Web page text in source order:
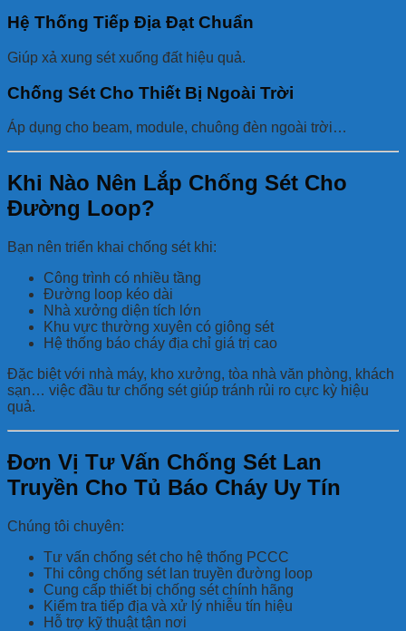
Hệ Thống Tiếp Địa Đạt Chuẩn
Giúp xả xung sét xuống đất hiệu quả.
Chống Sét Cho Thiết Bị Ngoài Trời
Áp dụng cho beam, module, chuông đèn ngoài trời…
Khi Nào Nên Lắp Chống Sét Cho
Đường Loop?
Bạn nên triển khai chống sét khi:
Công trình có nhiều tầng
Đường loop kéo dài
Nhà xưởng diện tích lớn
Khu vực thường xuyên có giông sét
Hệ thống báo cháy địa chỉ giá trị cao
Đặc biệt với nhà máy, kho xưởng, tòa nhà văn phòng, khách
sạn… việc đầu tư chống sét giúp tránh rủi ro cực kỳ hiệu
quả.
Đơn Vị Tư Vấn Chống Sét Lan
Truyền Cho Tủ Báo Cháy Uy Tín
Chúng tôi chuyên:
Tư vấn chống sét cho hệ thống PCCC
Thi công chống sét lan truyền đường loop
Cung cấp thiết bị chống sét chính hãng
Kiểm tra tiếp địa và xử lý nhiễu tín hiệu
Hỗ trợ kỹ thuật tận nơi